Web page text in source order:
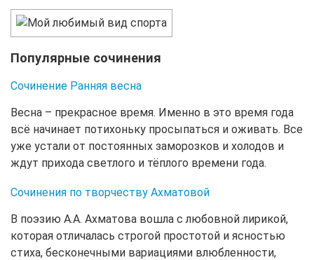
Популярные сочинения
Сочинение Ранняя весна
Весна – прекрасное время. Именно в это время года
всё начинает потихоньку просыпаться и оживать. Все
уже устали от постоянных заморозков и холодов и
ждут прихода светлого и тёплого времени года.
Сочинения по творчеству Ахматовой
В поэзию А.А. Ахматова вошла с любовной лирикой,
которая отличалась строгой простотой и ясностью
стиха, бесконечными вариациями влюбленности,